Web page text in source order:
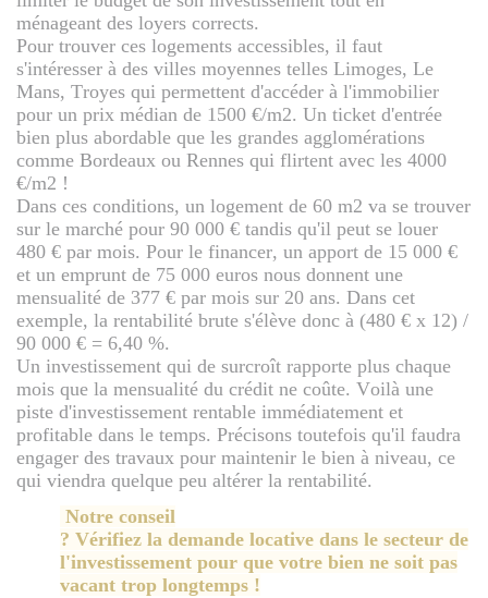
ménageant des loyers corrects.
Pour trouver ces logements accessibles, il faut
s'intéresser à des villes moyennes telles Limoges, Le
Mans, Troyes qui permettent d'accéder à l'immobilier
pour un prix médian de 1500 €/m2. Un ticket d'entrée
bien plus abordable que les grandes agglomérations
comme Bordeaux ou Rennes qui flirtent avec les 4000
€/m2 !
Dans ces conditions, un logement de 60 m2 va se trouver
sur le marché pour 90 000 € tandis qu'il peut se louer
480 € par mois. Pour le financer, un apport de 15 000 €
et un emprunt de 75 000 euros nous donnent une
mensualité de 377 € par mois sur 20 ans. Dans cet
exemple, la rentabilité brute s'élève donc à (480 € x 12) /
90 000 € = 6,40 %.
Un investissement qui de surcroît rapporte plus chaque
mois que la mensualité du crédit ne coûte. Voilà une
piste d'investissement rentable immédiatement et
profitable dans le temps. Précisons toutefois qu'il faudra
engager des travaux pour maintenir le bien à niveau, ce
qui viendra quelque peu altérer la rentabilité.
Notre conseil
? Vérifiez la demande locative dans le secteur de
l'investissement pour que votre bien ne soit pas
vacant trop longtemps !